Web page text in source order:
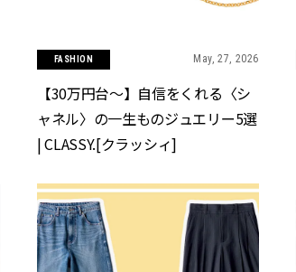
FASHION May, 27, 2026
【30万円台〜】自信をくれる〈シ
ャネル〉の一生ものジュエリー5選
| CLASSY.[クラッシィ]